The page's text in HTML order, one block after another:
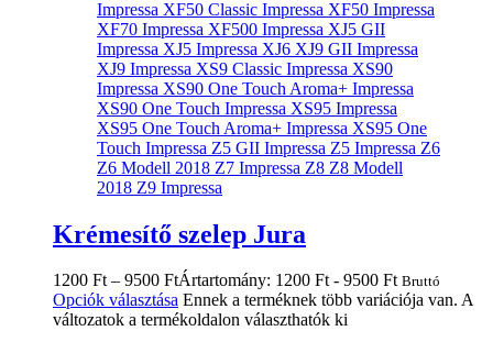
Krémesítő szelep Jura
1200 Ft – 9500 FtÁrtartomány: 1200 Ft - 9500 Ft Bruttó
Opciók választása Ennek a terméknek több variációja van. A
változatok a termékoldalon választhatók ki